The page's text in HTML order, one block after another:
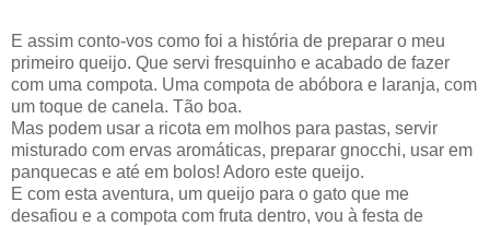
E assim conto-vos como foi a história de preparar o meu
primeiro queijo. Que servi fresquinho e acabado de fazer
com uma compota. Uma compota de abóbora e laranja, com
um toque de canela. Tão boa.
Mas podem usar a ricota em molhos para pastas, servir
misturado com ervas aromáticas, preparar gnocchi, usar em
panquecas e até em bolos! Adoro este queijo.
E com esta aventura, um queijo para o gato que me
desafiou e a compota com fruta dentro, vou à festa de